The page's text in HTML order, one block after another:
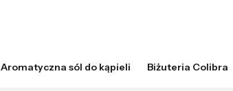
Aromatyczna sól do kąpieli Biżuteria Colibra